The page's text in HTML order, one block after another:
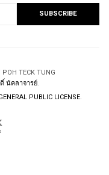
TECK TUNG
นัคลาจารย์.
PUBLIC LICENSE.